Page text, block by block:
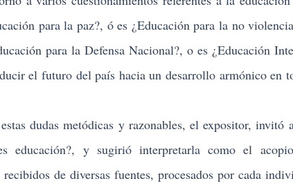
para la paz?, ó es ¿Educación para la no
para la Defensa Nacional?, o es ¿Educación
el futuro del país hacia un desarrollo armónico en
dudas metódicas y razonables, el expositor, invitó
educación?, y sugirió interpretarla como el
de diversas fuentes, procesados por cada